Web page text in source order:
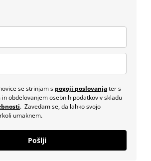
se strinjam s pogoji poslovanjater s
obdelovanjem osebnih podatkov v skladu
. Zavedam se, da lahko svojo
umaknem.
Pošlji